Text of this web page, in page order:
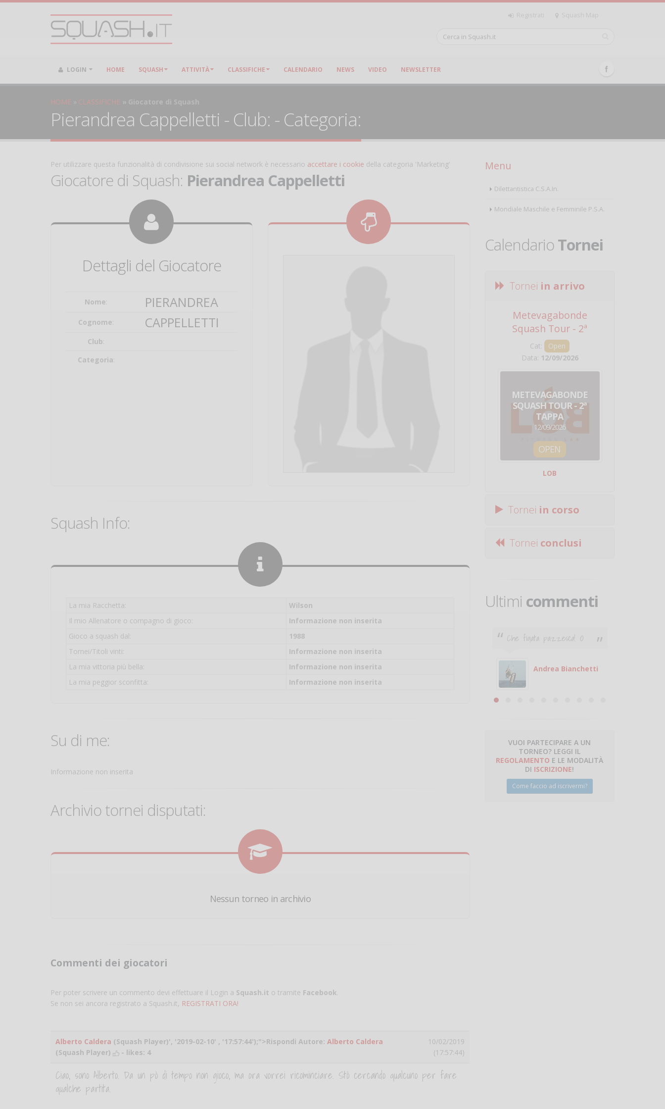
Registrati Squash Map
LOGIN HOME SQUASH ATTIVITÀ CLASSIFICHE CALENDARIO NEWS VIDEO NEWSLETTER
HOME CLASSIFICHE Giocatore di Squash
Pierandrea Cappelletti - Club: - Categoria:
Per utilizzare questa funzionalità di condivisione sui social network è necessario accettare i cookie della categoria 'Marketing'
Giocatore di Squash: Pierandrea Cappelletti
Dettagli del Giocatore
Nome: PIERANDREA
Cognome: CAPPELLETTI
Club:
Categoria:
Squash Info:
La mia Racchetta:
Wilson
Il mio Allenatore o compagno di gioco:
Informazione non inserita
Gioco a squash dal:
1988
Tornei/Titoli vinti:
Informazione non inserita
La mia vittoria più bella:
Informazione non inserita
La mia peggior sconfitta:
Informazione non inserita
Su di me:
Informazione non inserita
Archivio tornei disputati:
Nessun torneo in archivio
Commenti dei giocatori
Per poter scrivere un commento devi effettuare il Login a Squash.it o tramite Facebook.
Se non sei ancora registrato a Squash.it, REGISTRATI ORA!
Alberto Caldera (Squash Player)', '2019-02-10' , '17:57:44');">Rispondi Autore: Alberto Caldera
(Squash Player)
- likes: 4
10/02/2019
(17:57:44)
Ciao, sono Alberto. Da un pò di tempo non gioco, ma ora vorrei ricominciare. Stò cercando qualcuno per fare
qualche partita.
Menu
Dilettantistica C.S.A.In.
Mondiale Maschile e Femminile P.S.A.
CalendarioTornei
Tornei in arrivo
Metevagabonde
Squash Tour - 2ª
Tappa
Cat:
Open
Data: 12/09/2026
METEVAGABONDE
SQUASH TOUR - 2ª
TAPPA
12/09/2026
OPEN
LOB
Tornei in corso
Tornei conclusi
Ultimi commenti
come fare per prenotare
il campo per giocare con
un mio amico?
Devo chiamare il numero
Che figata pazzesca! :O
Andrea Bianchetti
VUOI PARTECIPARE A UN
TORNEO? LEGGI IL
REGOLAMENTO E LE MODALITÀ
DI ISCRIZIONE!
Come faccio ad iscrivermi?